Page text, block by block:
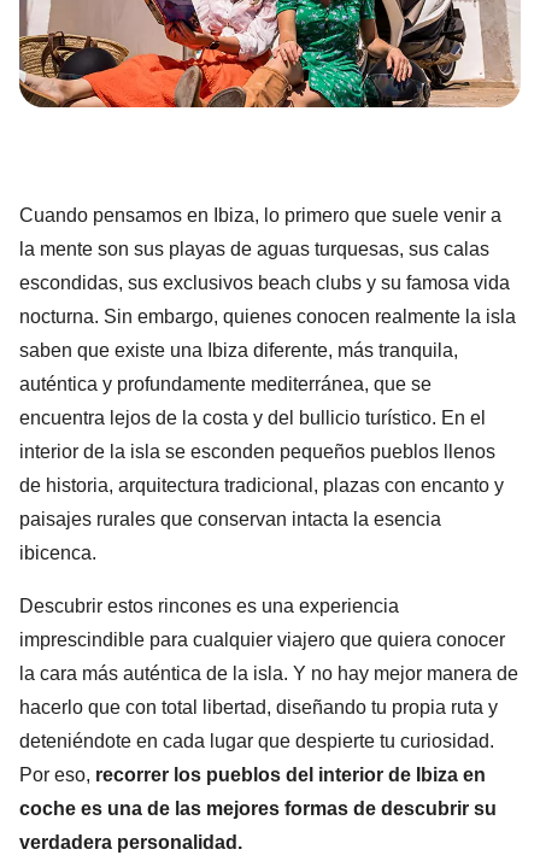
Cuando pensamos en Ibiza, lo primero que suele venir a
la mente son sus playas de aguas turquesas, sus calas
escondidas, sus exclusivos beach clubs y su famosa vida
nocturna. Sin embargo, quienes conocen realmente la isla
saben que existe una Ibiza diferente, más tranquila,
auténtica y profundamente mediterránea, que se
encuentra lejos de la costa y del bullicio turístico. En el
interior de la isla se esconden pequeños pueblos llenos
de historia, arquitectura tradicional, plazas con encanto y
paisajes rurales que conservan intacta la esencia
ibicenca.
Descubrir estos rincones es una experiencia
imprescindible para cualquier viajero que quiera conocer
la cara más auténtica de la isla. Y no hay mejor manera de
hacerlo que con total libertad, diseñando tu propia ruta y
deteniéndote en cada lugar que despierte tu curiosidad.
Por eso, recorrer los pueblos del interior de Ibiza en
coche es una de las mejores formas de descubrir su
verdadera personalidad.